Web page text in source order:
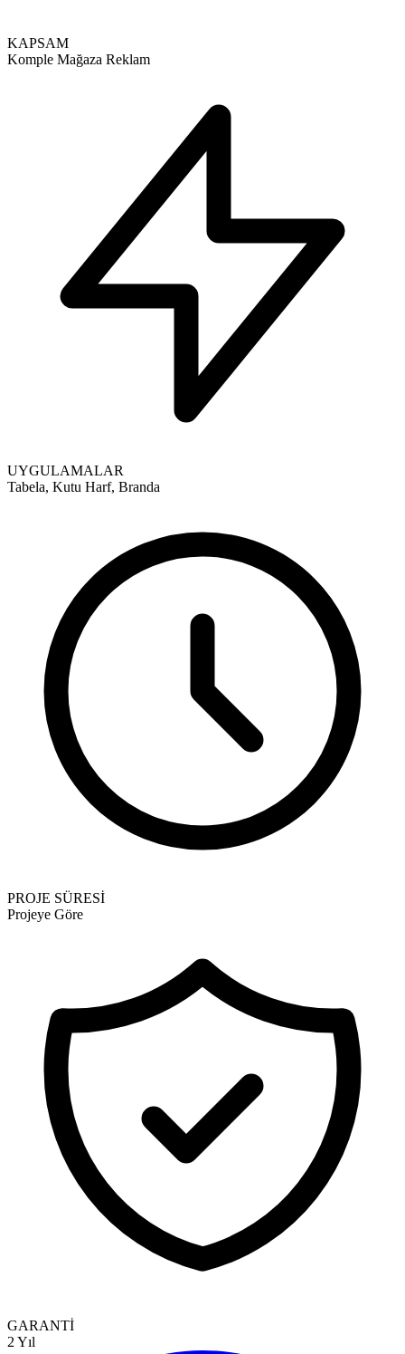
KAPSAM
Komple Mağaza Reklam
UYGULAMALAR
Tabela, Kutu Harf, Branda
PROJE SÜRESİ
Projeye Göre
GARANTİ
2 Yıl